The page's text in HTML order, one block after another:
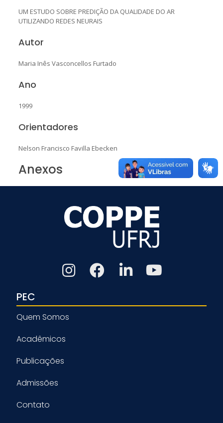
UM ESTUDO SOBRE PREDIÇÃO DA QUALIDADE DO AR
UTILIZANDO REDES NEURAIS
Autor
Maria Inês Vasconcellos Furtado
Ano
1999
Orientadores
Nelson Francisco Favilla Ebecken
Anexos
PEC
Quem Somos
Acadêmicos
Publicações
Admissões
Contato